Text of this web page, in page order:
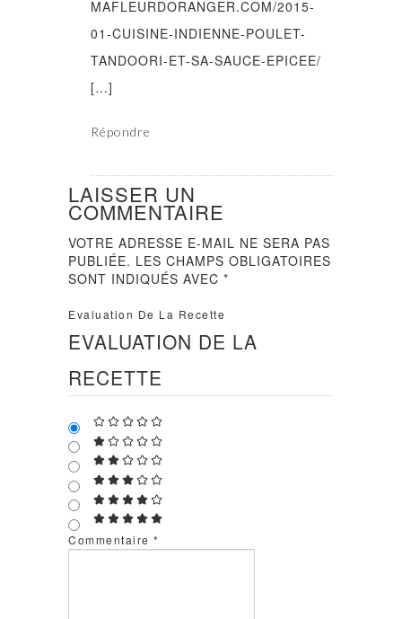
MAFLEURDORANGER.COM/2015-
01-CUISINE-INDIENNE-POULET-
TANDOORI-ET-SA-SAUCE-EPICEE/
[…]
Répondre
LAISSER UN
COMMENTAIRE
VOTRE ADRESSE E-MAIL NE SERA PAS
PUBLIÉE. LES CHAMPS OBLIGATOIRES
SONT INDIQUÉS AVEC*
Evaluation De La Recette
EVALUATION DE LA
RECETTE
Commentaire*